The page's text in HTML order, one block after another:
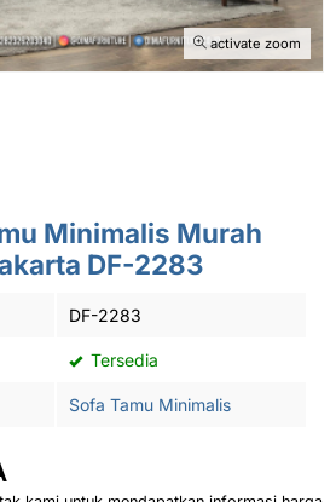
activate zoom
Minimalis Murah
DF-2283
DF-2283
Tersedia
Sofa Tamu Minimalis